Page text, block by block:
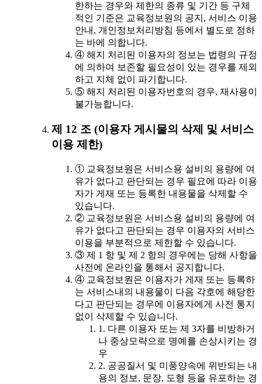
한하는 경우와 제한의 종류 및 기간 등 구체
적인 기준은 교육정보원의 공지, 서비스 이용
안내, 개인정보처리방침 등에서 별도로 정하
는 바에 의합니다.
④ 해지 처리된 이용자의 정보는 법령의 규정
에 의하여 보존할 필요성이 있는 경우를 제외
하고 지체 없이 파기합니다.
⑤ 해지 처리된 이용자번호의 경우, 재사용이
불가능합니다.
제 12 조 (이용자 게시물의 삭제 및 서비스
이용 제한)
① 교육정보원은 서비스용 설비의 용량에 여
유가 없다고 판단되는 경우 필요에 따라 이용
자가 게재 또는 등록한 내용물을 삭제할 수
있습니다.
② 교육정보원은 서비스용 설비의 용량에 여
유가 없다고 판단되는 경우 이용자의 서비스
이용을 부분적으로 제한할 수 있습니다.
③ 제 1 항 및 제 2 항의 경우에는 당해 사항을
사전에 온라인을 통해서 공지합니다.
④ 교육정보원은 이용자가 게재 또는 등록하
는 서비스내의 내용물이 다음 각호에 해당한
다고 판단되는 경우에 이용자에게 사전 통지
없이 삭제할 수 있습니다.
1. 다른 이용자 또는 제 3자를 비방하거
나 중상모략으로 명예를 손상시키는 경
우
2. 공공질서 및 미풍양속에 위반되는 내
용의 정보, 문장, 도형 등을 유포하는 경